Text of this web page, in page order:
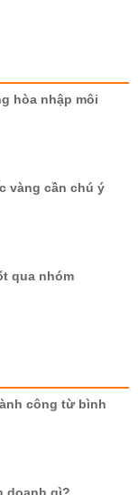
hòa nhập môi
vàng cần chú ý
qua nhóm
công từ bình
doanh gì?